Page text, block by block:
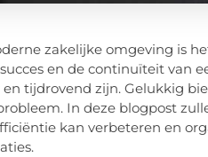
zakelijke omgeving is
en de continuïteit van
tijdrovend zijn. Gelukkig
In deze blogpost
kan verbeteren en